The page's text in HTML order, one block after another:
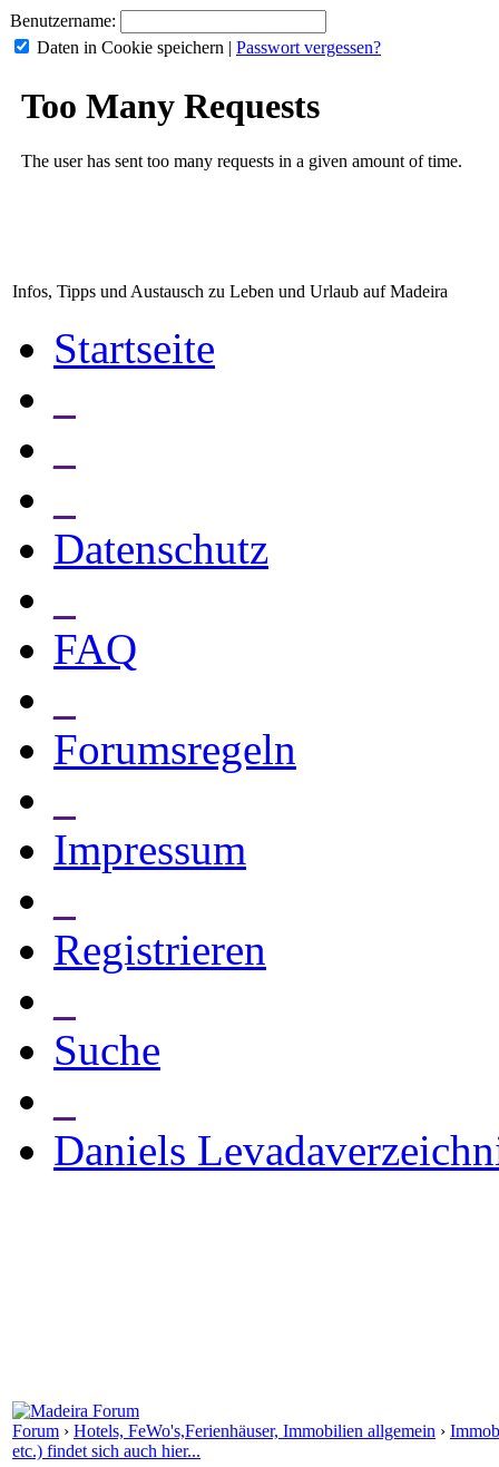
Benutzername:
Daten in Cookie speichern | Passwort vergessen?
Infos, Tipps und Austausch zu Leben und Urlaub auf Madeira
Startseite
Datenschutz
FAQ
Forumsregeln
Impressum
Registrieren
Suche
Daniels
Forum › Hotels, FeWo's,Ferienhäuser, Immobilien allgemein ›
etc.) findet sich auch hier...